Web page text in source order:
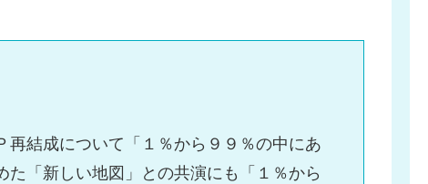
結成について「１％から９９％の中にあ
「新しい地図」との共演にも「１％から